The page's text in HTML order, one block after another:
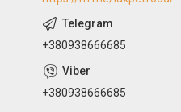
+380938666685
+380938666685